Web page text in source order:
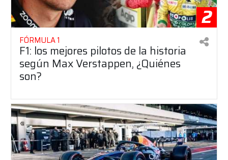
2
FÓRMULA 1
F1: los mejores pilotos de la historia
según Max Verstappen, ¿Quiénes
son?